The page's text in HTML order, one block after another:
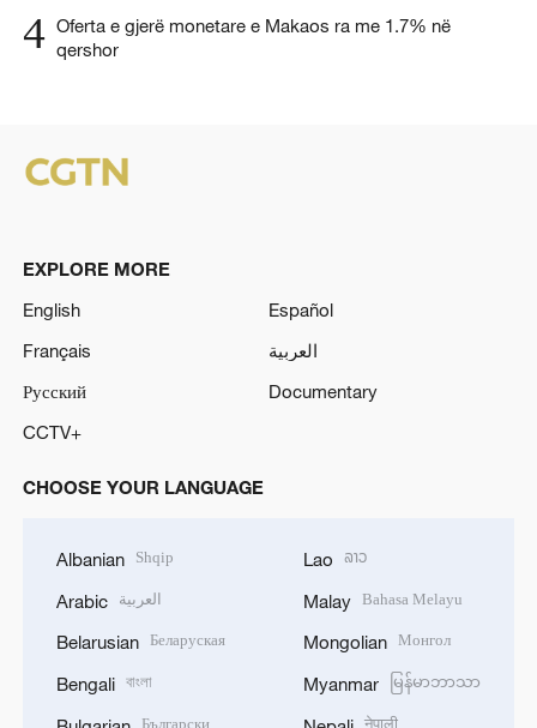
4 Oferta e gjerë monetare e Makaos ra me 1.7% në
qershor
EXPLORE MORE
English
Español
Français
العربية
Русский
Documentary
CCTV+
CHOOSE YOUR LANGUAGE
Albanian Shqip
Arabic العربية
Belarusian Беларуская
Bengali বাংলা
Lao ລາວ
Malay Bahasa Melayu
Mongolian Монгол
Myanmar မြန်မာဘာသာ